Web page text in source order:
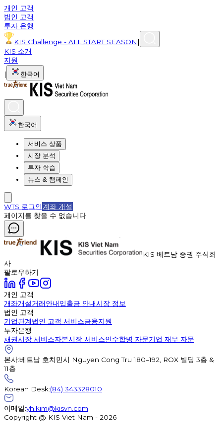
개인 고객
법인 고객
투자 은행
KIS Challenge - ALL START SEASON |
KIS 소개
지원
|
한국어
한국어
서비스 상품
시장 분석
투자 학습
뉴스 & 캠페인
WTS 로그인 계좌 개설
페이지를 찾을 수 없습니다
KIS 베트남 증권 주식회
사
팔로우하기
개인 고객
개좌개설거래안내입출금 안내시장 정보
법인 고객
기업관계법인 고객 서비스금융지원
투자은행
채권시장 서비스자본시장 서비스인수합병 자문기업 재무 자문
본사:베트남 호치민시 Nguyen Cong Tru 180–192, ROX 빌딩 3층 &
11층
Korean Desk:(84) 343328010
이메일:yh.kim@kisvn.com
Copyright @ KIS Viet Nam - 2026